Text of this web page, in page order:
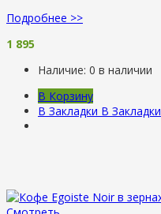
Подробнее >>
1 895
Наличие: 0 в наличии
В Корзину
В Закладки В Закладки